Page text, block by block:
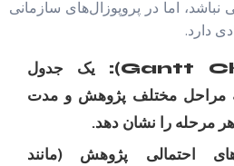
اما در پروپوزال‌های سازمانی
دارد.
یک جدول
مراحل مختلف پژوهش و مدت
مرحله را نشان دهد.
احتمالی پژوهش (مانند